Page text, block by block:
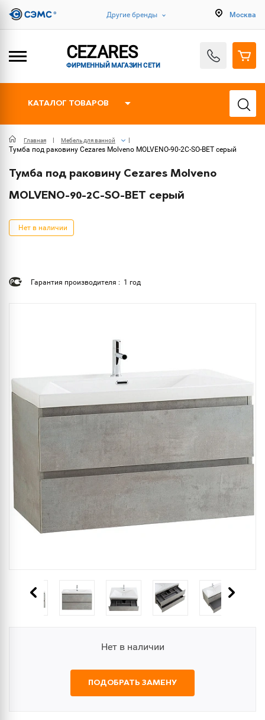
Другие бренды Москва
CEZARES
ФИРМЕННЫЙ МАГАЗИН СЕТИ
КАТАЛОГ ТОВАРОВ
Главная Мебель для ванной
Тумба под раковину Cezares Molveno MOLVENO-90-2C-SO-BET серый
Тумба под раковину Cezares Molveno
MOLVENO-90-2C-SO-BET серый
Нет в наличии
Гарантия производителя : 1 год
Нет в наличии
ПОДОБРАТЬ ЗАМЕНУ